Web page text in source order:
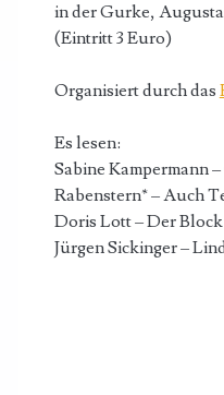
in der Gurke,
(Eintritt 3 Euro)
Organisiert durch das
Es lesen:
Sabine Kampermann
Rabenstern* – Auch
Doris Lott – Der Block
Jürgen Sickinger –